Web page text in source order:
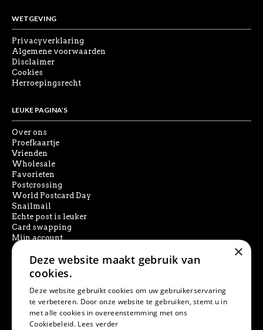
WETGEVING
Privacyverklaring
Algemene voorwaarden
Disclaimer
Cookies
Herroepingsrecht
LEUKE PAGINA’S
Over ons
Proefkaartje
Vrienden
Wholesale
Favorieten
Postcrossing
World Postcard Day
Snailmail
Echte post is leuker
Card swapping
Mijn account
SOCIAL MEDIA
PRODUCT ZOEKEN
×
Deze website maakt gebruik van
cookies.
Deze website gebruikt cookies om uw gebruikerservaring
te verbeteren. Door onze website te gebruiken, stemt u in
met alle cookies in overeenstemming met ons
Cookiebeleid. Lees verder